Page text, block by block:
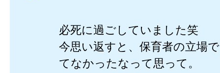
必死に過ごしていました笑
今思い返すと、保育者の立場
てなかったなって思って。